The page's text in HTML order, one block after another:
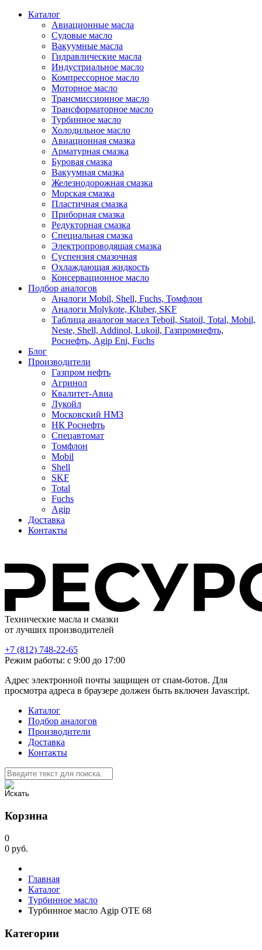
Каталог
Авиационные масла
Судовые масло
Вакуумные масла
Гидравлические масла
Индустриальное масло
Компрессорное масло
Моторное масло
Трансмиссионное масло
Трансформаторное масло
Турбинное масло
Холодильное масло
Авиационная смазка
Арматурная смазка
Буровая смазка
Вакуумная смазка
Железнодорожная смазка
Морская смазка
Пластичная смазка
Приборная смазка
Редукторная смазка
Специальная смазка
Электропроводящая смазка
Суспензия смазочная
Охлаждающая жидкость
Консервационное масло
Подбор аналогов
Аналоги Mobil, Shell, Fuchs, Томфлон
Аналоги Molykote, Kluber, SKF
Таблица аналогов масел Teboil, Statoil, Total, Mobil,
Neste, Shell, Addinol, Lukoil, Газпромнефть,
Роснефть, Agip Eni, Fuchs
Блог
Производители
Газпром нефть
Агринол
Квалитет-Авиа
Лукойл
Московский НМЗ
НК Роснефть
Спецавтомат
Томфлон
Mobil
Shell
SKF
Total
Fuchs
Agip
Доставка
Контакты
Технические масла и смазки
от лучших производителей
+7 (812) 748-22-65
Режим работы: с 9:00 до 17:00
Адрес электронной почты защищен от спам-ботов. Для
просмотра адреса в браузере должен быть включен Javascript.
Каталог
Подбор аналогов
Производители
Доставка
Контакты
Корзина
0
0 руб.
Главная
Каталог
Турбинное масло
Турбинное масло Agip OTE 68
Категории